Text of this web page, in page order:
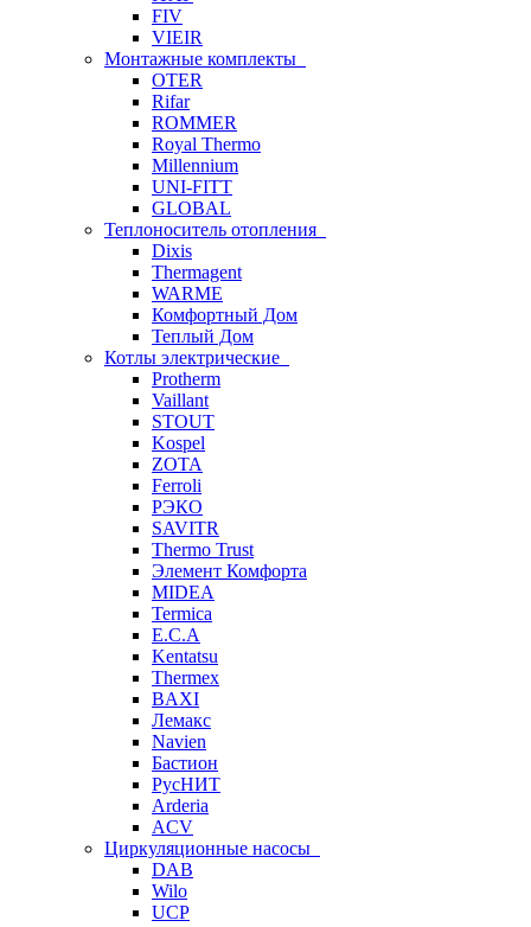
FIV
VIEIR
Монтажные комплекты
OTER
Rifar
ROMMER
Royal Thermo
Millennium
UNI-FITT
GLOBAL
Теплоноситель отопления
Dixis
Thermagent
WARME
Комфортный Дом
Теплый Дом
Котлы электрические
Protherm
Vaillant
STOUT
Kospel
ZOTA
Ferroli
РЭКО
SAVITR
Thermo Trust
Элемент Комфорта
MIDEA
Termica
E.C.A
Kentatsu
Thermex
BAXI
Лемакс
Navien
Бастион
РусНИТ
Arderia
ACV
Циркуляционные насосы
DAB
Wilo
UCP